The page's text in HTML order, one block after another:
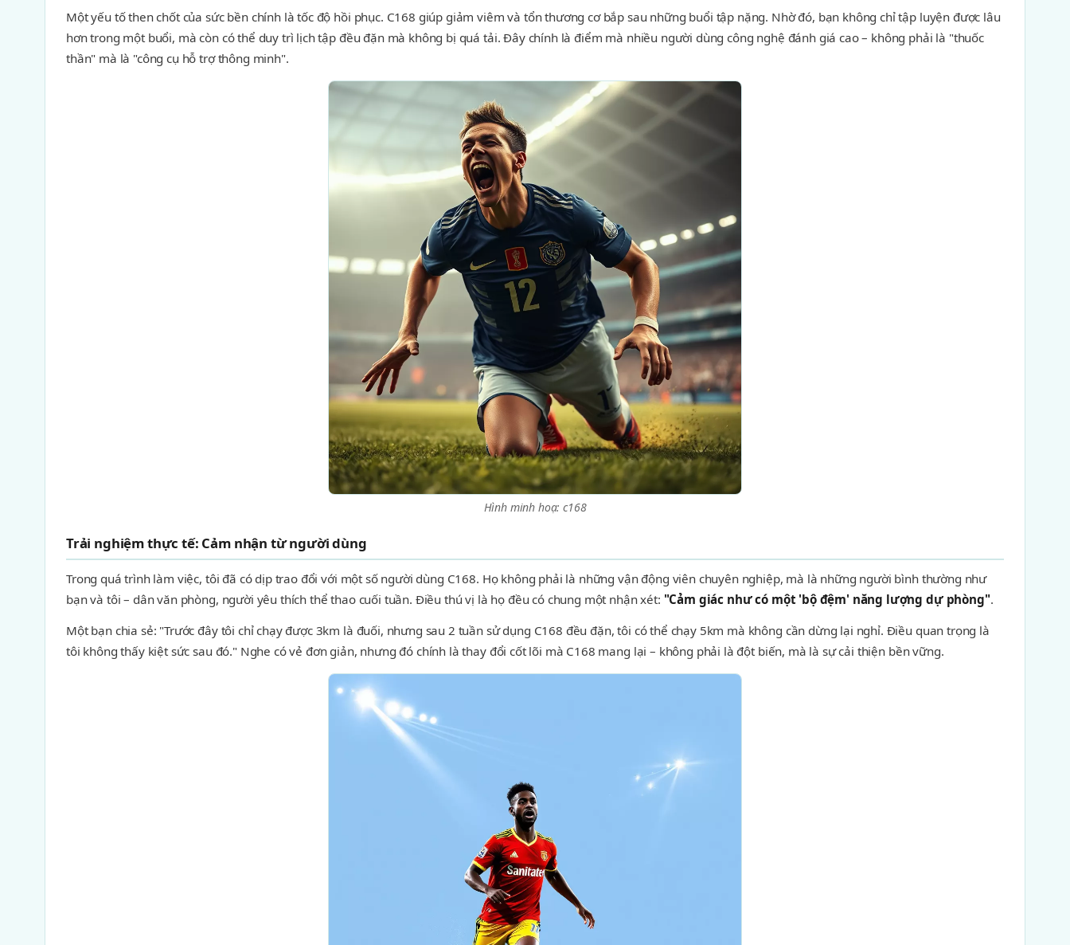
Một yếu tố then chốt của sức bền chính là tốc độ hồi phục. C168 giúp giảm viêm và tổn thương cơ bắp sau những buổi tập nặng. Nhờ đó, bạn không chỉ tập luyện được lâu
hơn trong một buổi, mà còn có thể duy trì lịch tập đều đặn mà không bị quá tải. Đây chính là điểm mà nhiều người dùng công nghệ đánh giá cao – không phải là "thuốc
thần" mà là "công cụ hỗ trợ thông minh".
Hình minh hoạ: c168
Trải nghiệm thực tế: Cảm nhận từ người dùng
Trong quá trình làm việc, tôi đã có dịp trao đổi với một số người dùng C168. Họ không phải là những vận động viên chuyên nghiệp, mà là những người bình thường như
bạn và tôi – dân văn phòng, người yêu thích thể thao cuối tuần. Điều thú vị là họ đều có chung một nhận xét: "Cảm giác như có một 'bộ đệm' năng lượng dự phòng".
Một bạn chia sẻ: "Trước đây tôi chỉ chạy được 3km là đuối, nhưng sau 2 tuần sử dụng C168 đều đặn, tôi có thể chạy 5km mà không cần dừng lại nghỉ. Điều quan trọng là
tôi không thấy kiệt sức sau đó." Nghe có vẻ đơn giản, nhưng đó chính là thay đổi cốt lõi mà C168 mang lại – không phải là đột biến, mà là sự cải thiện bền vững.